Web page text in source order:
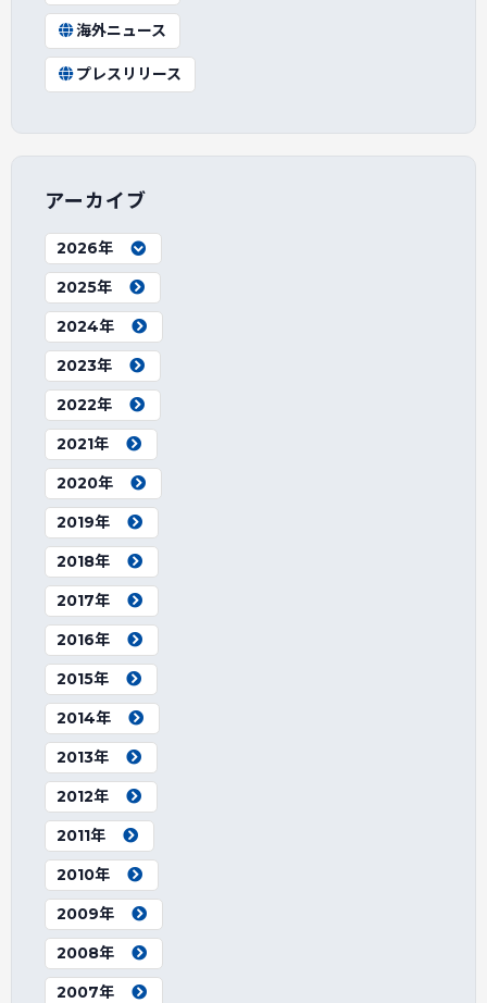
海外ニュース
プレスリリース
アーカイブ
2026年
2025年
2024年
2023年
2022年
2021年
2020年
2019年
2018年
2017年
2016年
2015年
2014年
2013年
2012年
2011年
2010年
2009年
2008年
2007年